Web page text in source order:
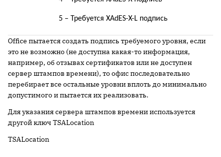
5 – Требуется XAdES-X-L подпись
Office пытается создать подпись требуемого уровня, если
это не возможно (не доступна какая-то информация,
например, об отзывах сертификатов или не доступен
сервер штампов времени), то офис последовательно
перебирает все остальные уровни вплоть до минимально
допустимого и пытается их реализовать.
Для указания сервера штампов времени используется
другой ключ TSALocation
TSALocation